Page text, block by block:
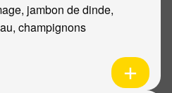
jambon de dinde,
champignons